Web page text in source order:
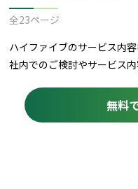
全23ページ
ハイファイブのサービス内容
社内でのご検討やサービス
無料